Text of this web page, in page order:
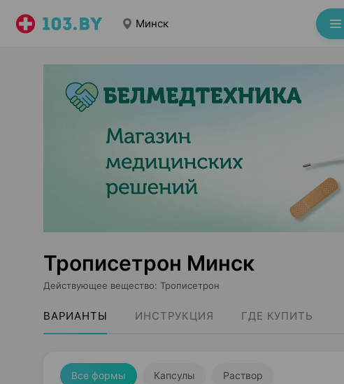
Минск
Трописетрон Минск
Действующее вещество: Трописетрон
ВАРИАНТЫ ИНСТРУКЦИЯ ГДЕ КУПИТЬ
Все формы Капсулы Раствор